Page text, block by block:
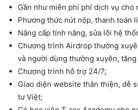
Gần như miễn phí phí dịch vụ cho
Phương thức nút nộp, thanh toán
Nâng cấp tính năng, sửa lỗi hệ
Chương trình Airdrop thường
và người dùng thường xuyên,
Chương trình hỗ trợ 24/7;
Giao diện website thân thiện, dễ
tư Việt;